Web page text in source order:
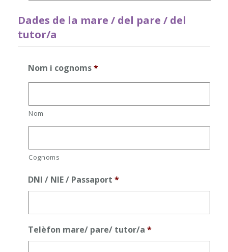
Dades de la mare / del pare / del
tutor/a
Nom i cognoms*
Nom
Cognoms
DNI / NIE / Passaport *
Telèfon mare/ pare/ tutor/a *